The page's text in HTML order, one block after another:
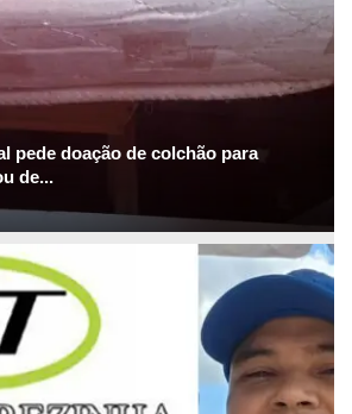
pede doação de colchão para
de...